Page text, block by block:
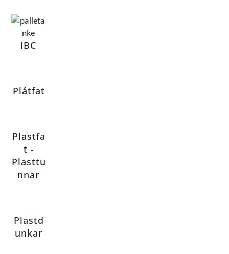
IBC
Plåtfat
Plastfa
t -
Plasttu
nnar
Plastd
unkar